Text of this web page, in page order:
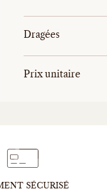
Dragées
Prix unitaire total
Prix unitaire
SÉCURISÉ